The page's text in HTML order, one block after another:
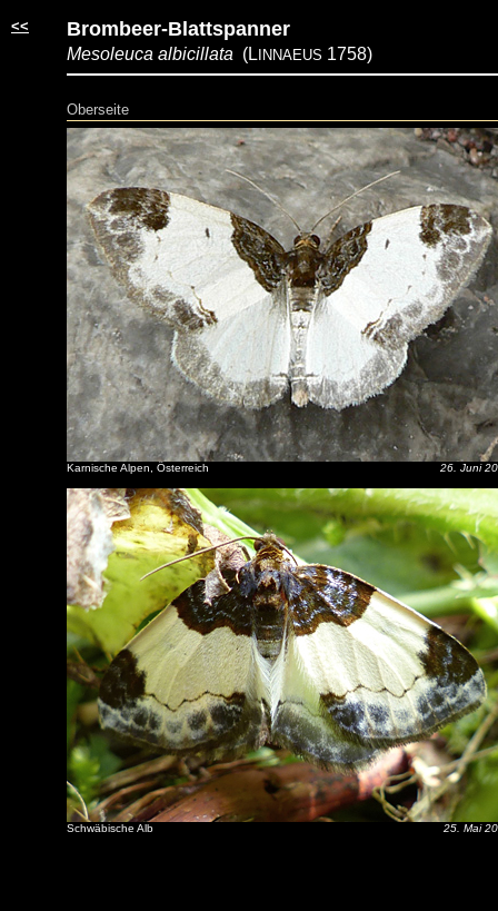
<< Brombeer-Blattspanner
Mesoleuca albicillata (L INNAEUS 1758)
Oberseite
Karnische Alpen, Österreich 26. Juni
Schwäbische Alb 25. Mai